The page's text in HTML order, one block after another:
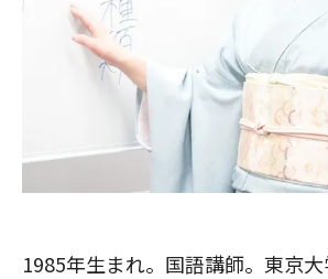
1985年生まれ。国語講師。東京